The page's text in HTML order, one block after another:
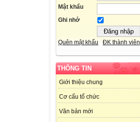
Mật khẩu
Ghi nhớ
Quên mật khẩu ĐK thành viên
THÔNG TIN
Giới thiệu chung
Cơ cấu tổ chức
Văn bản mới